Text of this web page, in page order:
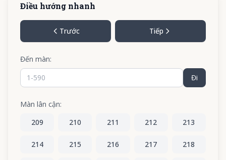
Điều hướng nhanh
Trước Tiếp
Đến màn:
Đi
Màn lân cận:
209
210 211 212 213
214 215 216 217 218